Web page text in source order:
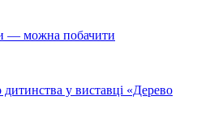
— можна побачити
у виставці «Дерево